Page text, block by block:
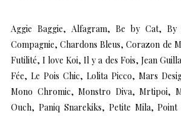
Aggie Baggie, Alfagram, Be by Cat,
Compagnie, Chardons Bleus, Corazon de
Futilité, I love Koi, Il y a des Fois, Jean
Fée, Le Pois Chic, Lolita Picco, Mars
Mono Chromic, Monstro Diva, Mrtipoi,
Ouch, Paniq Snarekiks, Petite Mila,